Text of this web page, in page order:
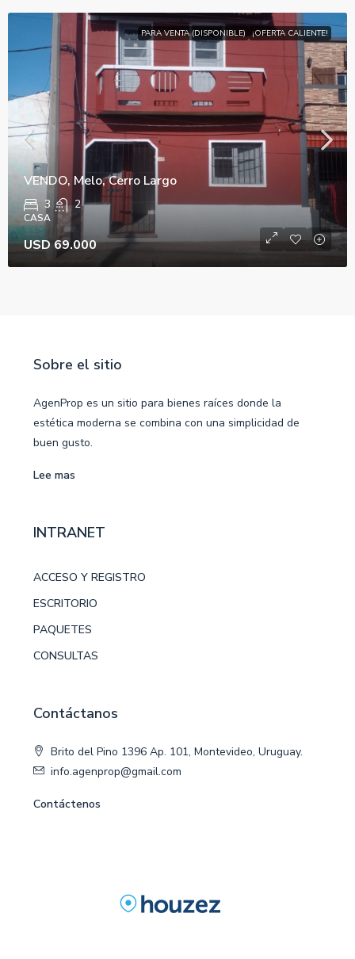
PARA VENTA (DISPONIBLE) ¡OFERTA CALIENTE!
VENDO, Melo, Cerro Largo
3 2
CASA
USD 69.000
Sobre el sitio
AgenProp es un sitio para bienes raíces donde la
estética moderna se combina con una simplicidad de
buen gusto.
Lee mas
INTRANET
ACCESO Y REGISTRO
ESCRITORIO
PAQUETES
CONSULTAS
Contáctanos
Brito del Pino 1396 Ap. 101, Montevideo, Uruguay.
info.agenprop@gmail.com
Contáctenos